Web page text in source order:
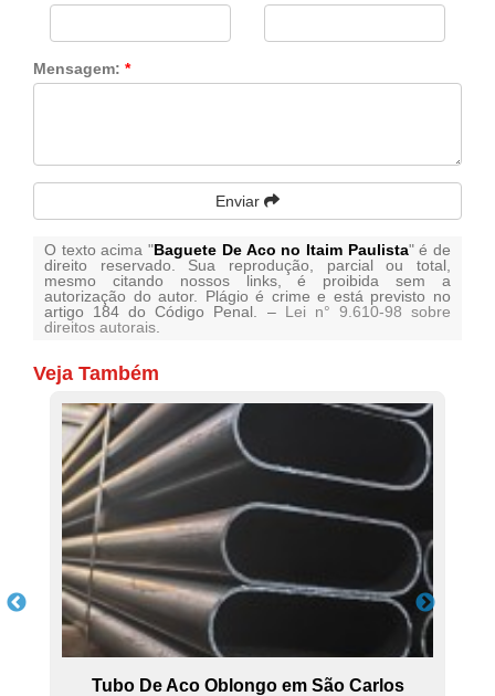
Mensagem: *
Enviar
O texto acima "Baguete De Aco no Itaim Paulista" é de
direito reservado. Sua reprodução, parcial ou total,
mesmo citando nossos links, é proibida sem a
autorização do autor. Plágio é crime e está previsto no
artigo 184 do Código Penal. – Lei n° 9.610-98 sobre
direitos autorais
Veja Também
Tubo De Aco Oblongo em São Carlos